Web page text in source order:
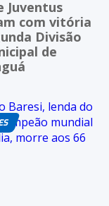
Juventus
com vitória
Divisão
de